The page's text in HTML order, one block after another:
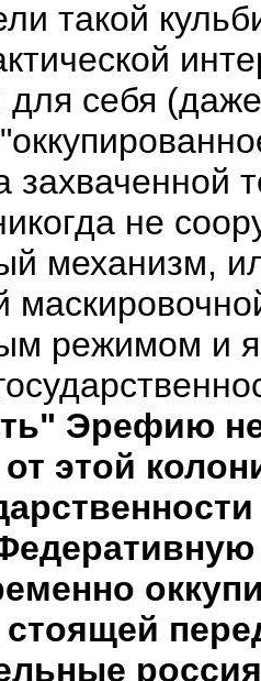
такой
себя
захваченной
не
механизм,
режимом и
Эрефию не
этой